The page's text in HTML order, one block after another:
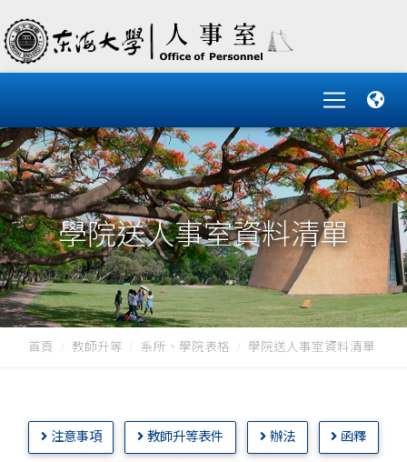
學院送人事室資料清單
首頁 教師升等 系所、學院表格 學院送人事室資料清單
注意事項 教師升等表件 辦法 函釋